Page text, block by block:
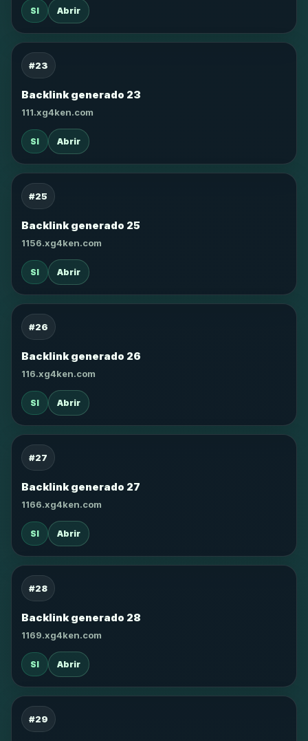
SI Abrir
#23
Backlink generado 23
111.xg4ken.com
SI Abrir
#25
Backlink generado 25
1156.xg4ken.com
SI Abrir
#26
Backlink generado 26
116.xg4ken.com
SI Abrir
#27
Backlink generado 27
1166.xg4ken.com
SI Abrir
#28
Backlink generado 28
1169.xg4ken.com
SI Abrir
#29